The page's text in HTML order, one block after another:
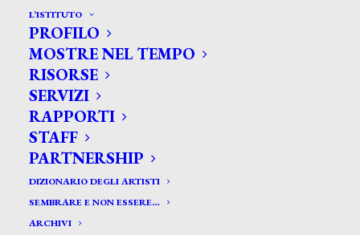
L’ISTITUTO
PROFILO
MOSTRE NEL TEMPO
RISORSE
SERVIZI
RAPPORTI
STAFF
PARTNERSHIP
DIZIONARIO DEGLI ARTISTI
SEMBRARE E NON ESSERE…
ARCHIVI
CERCA TRA GLI ARTISTI:
Search
for: